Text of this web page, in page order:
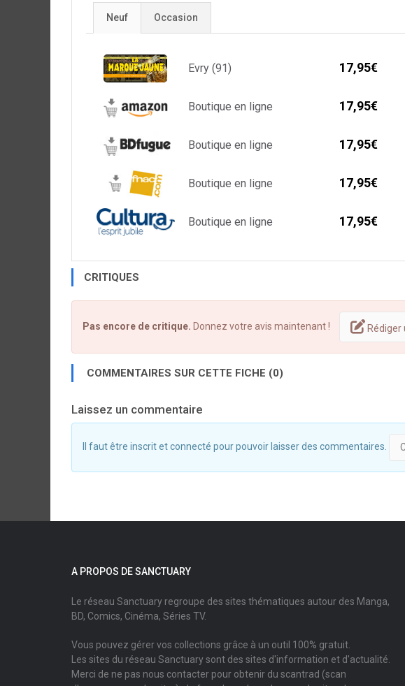
Neuf Occasion
Evry (91) 17,95€
Boutique en ligne 17,95€
Boutique en ligne 17,95€
Boutique en ligne 17,95€
Boutique en ligne 17,95€
CRITIQUES
Pas encore de critique. Donnez votre avis maintenant ! Rédiger
COMMENTAIRES SUR CETTE FICHE (0)
Laissez un commentaire
Il faut être inscrit et connecté pour pouvoir laisser des commentaires.
A PROPOS DE SANCTUARY
Le réseau Sanctuary regroupe des sites thématiques autour des Manga,
BD, Comics, Cinéma, Séries TV.
Vous pouvez gérer vos collections grâce à un outil 100% gratuit.
Les sites du réseau Sanctuary sont des sites d'information et d'actualité.
Merci de ne pas nous contacter pour obtenir du scantrad (scan